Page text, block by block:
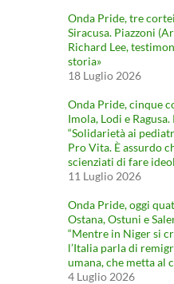
Onda Pride, tre
Siracusa. Piazzoni
Richard Lee,
storia»
18 Luglio 2026
Onda Pride, cinque
Imola, Lodi e
“Solidarietà ai
Pro Vita. È assurdo
scienziati di fare
11 Luglio 2026
Onda Pride, oggi
Ostana, Ostuni e
“Mentre in Niger si
l’Italia parla di
umana, che metta al
4 Luglio 2026